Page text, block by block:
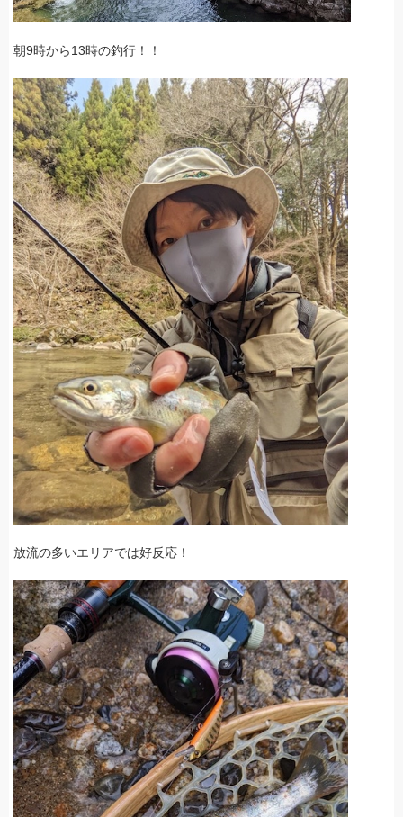
朝9時から13時の釣行！！
放流の多いエリアでは好反応！